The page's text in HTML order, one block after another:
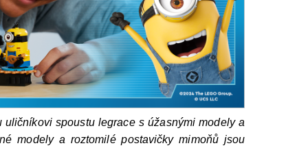
spoustu legrace s úžasnými modely a
modely a roztomilé postavičky mimoňů jsou